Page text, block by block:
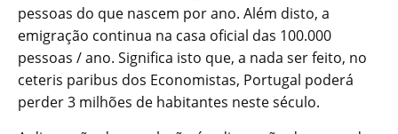
pessoas do que nascem por ano. Além disto, a
emigração continua na casa oficial das 100.000
pessoas / ano. Significa isto que, a nada ser feito, no
ceteris paribus dos Economistas, Portugal poderá
perder 3 milhões de habitantes neste século.